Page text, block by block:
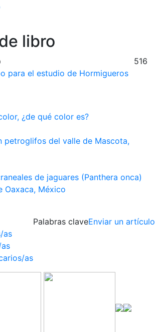
libro
516
para el estudio de Hormigueros
¿de qué color es?
petroglifos del valle de Mascota,
de jaguares (Panthera onca)
Oaxaca, México
as
as
Palabras claveEnviar un artículo